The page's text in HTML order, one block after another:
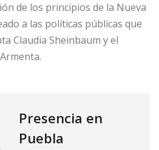
de los principios de la Nueva
a las políticas públicas que
Claudia Sheinbaum y el
Presencia en
Puebla